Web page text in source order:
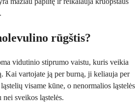
rūgštis?
vidutinio stiprumo vaistu, kuris veikia
Kai vartojate ją per burną, ji keliauja per
visame kūne, o nenormalios ląstelės
nei sveikos ląstelės.